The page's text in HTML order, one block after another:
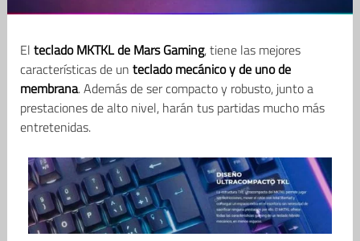
El teclado MKTKL de Mars Gaming, tiene las mejores
características de un teclado mecánico y de uno de
membrana. Además de ser compacto y robusto, junto a
prestaciones de alto nivel, harán tus partidas mucho más
entretenidas.